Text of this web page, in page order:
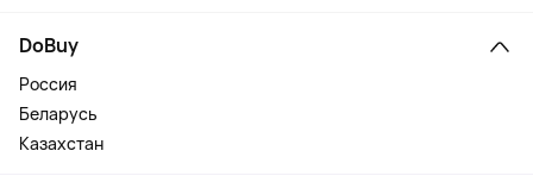
DoBuy
Россия
Беларусь
Казахстан